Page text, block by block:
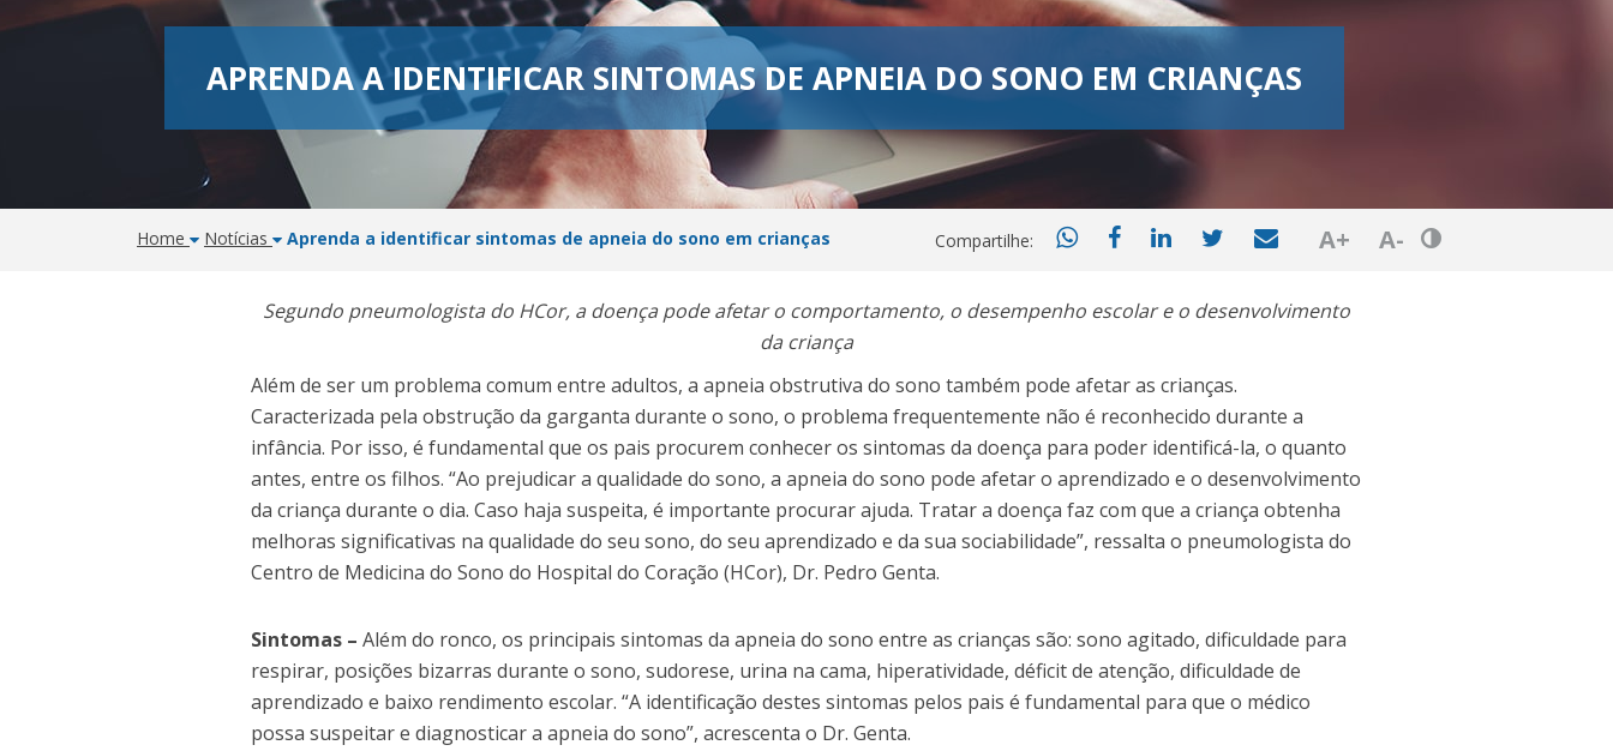
APRENDA A IDENTIFICAR SINTOMAS DE APNEIA DO SONO EM CRIANÇAS
Home Notícias Aprenda a identificar sintomas de apneia do sono em crianças Compartilhe: A+ A- Botão de Ajuste
Segundo pneumologista do HCor, a doença pode afetar o comportamento, o desempenho escolar e o desenvolvimento
da criança
Além de ser um problema comum entre adultos, a apneia obstrutiva do sono também pode afetar as crianças.
Caracterizada pela obstrução da garganta durante o sono, o problema frequentemente não é reconhecido durante a
infância. Por isso, é fundamental que os pais procurem conhecer os sintomas da doença para poder identificá-la, o quanto
antes, entre os filhos. “Ao prejudicar a qualidade do sono, a apneia do sono pode afetar o aprendizado e o desenvolvimento
da criança durante o dia. Caso haja suspeita, é importante procurar ajuda. Tratar a doença faz com que a criança obtenha
melhoras significativas na qualidade do seu sono, do seu aprendizado e da sua sociabilidade”, ressalta o pneumologista do
Centro de Medicina do Sono do Hospital do Coração (HCor), Dr. Pedro Genta.
Sintomas – Além do ronco, os principais sintomas da apneia do sono entre as crianças são: sono agitado, dificuldade para
respirar, posições bizarras durante o sono, sudorese, urina na cama, hiperatividade, déficit de atenção, dificuldade de
aprendizado e baixo rendimento escolar. “A identificação destes sintomas pelos pais é fundamental para que o médico
possa suspeitar e diagnosticar a apneia do sono”, acrescenta o Dr. Genta.